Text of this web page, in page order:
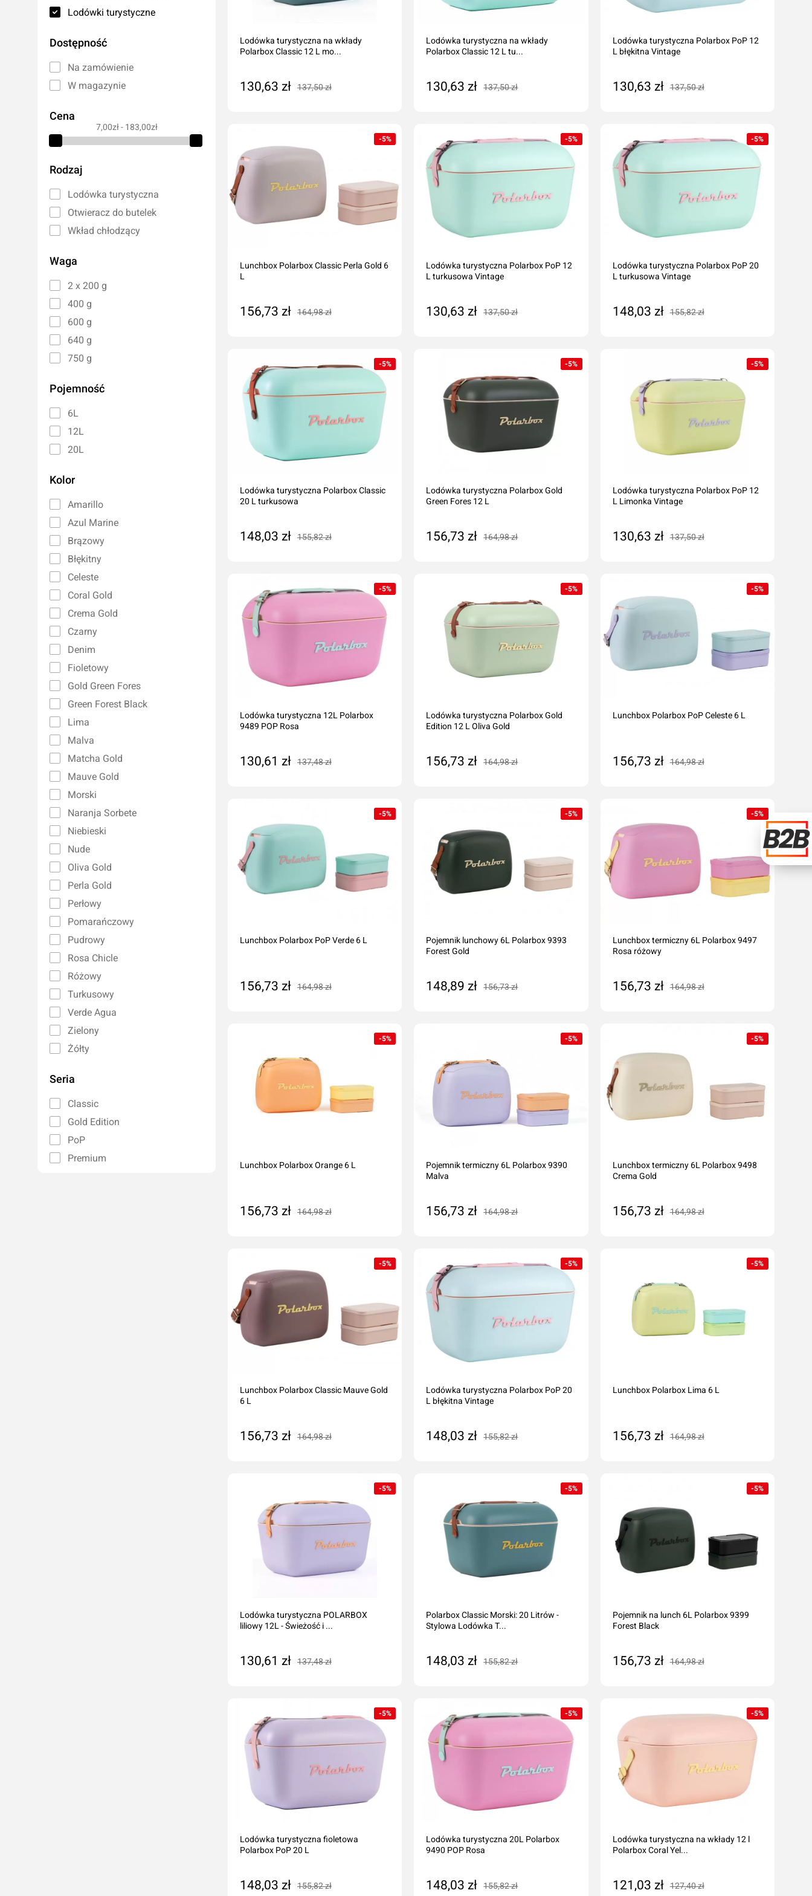
Lampy warsztatowe
Pozostałe
Akcesoria do elektronarzędzi
Ochrona oczu i twarzy
Higiena i czystość
Taśmy ostrzegawcze
Oleje do maszyn rolniczych
Płyny chłodnicze
Ścierki, gąbki, akcesoria
Preparaty do ciężkich zabrudzeń
Zapachy samochdowe
Do domu i biura
Narzędzia ogrodowe
Nawadnianie
Pozostałe
Odrdzewiacze
Środki penetrująco smarujące
Kleje anaerobowe
Lodówki turystyczne
Dostępność
Na zamówienie
W magazynie
Cena
7,00zł - 183,00zł
Rodzaj
Lodówka turystyczna
Otwieracz do butelek
Wkład chłodzący
Waga
2 x 200 g
400 g
600 g
640 g
750 g
Pojemność
6L
12L
20L
Kolor
Amarillo
Azul Marine
Brązowy
Błękitny
Celeste
Coral Gold
Crema Gold
Czarny
Denim
Fioletowy
Gold Green Fores
Green Forest Black
Lima
Malva
Matcha Gold
Mauve Gold
Morski
Naranja Sorbete
Niebieski
Nude
Oliva Gold
Perla Gold
Perłowy
Pomarańczowy
Pudrowy
Rosa Chicle
Różowy
Turkusowy
Verde Agua
Zielony
Żółty
Seria
Classic
Gold Edition
PoP
Premium
Lodówka turystyczna na wkłady
Polarbox Classic 12 L mo...
130,63 zł 137,50 zł
Lodówka turystyczna na wkłady
Polarbox Classic 12 L tu...
130,63 zł 137,50 zł
Lodówka turystyczna Polarbox PoP 12
L błękitna Vintage
130,63 zł 137,50 zł
-5%
Lunchbox Polarbox Classic Perla Gold 6
L
156,73 zł 164,98 zł
-5%
Lodówka turystyczna Polarbox PoP 12
L turkusowa Vintage
130,63 zł 137,50 zł
-5%
Lodówka turystyczna Polarbox PoP 20
L turkusowa Vintage
148,03 zł 155,82 zł
-5%
Lodówka turystyczna Polarbox Classic
20 L turkusowa
148,03 zł 155,82 zł
-5%
Lodówka turystyczna Polarbox Gold
Green Fores 12 L
156,73 zł 164,98 zł
-5%
Lodówka turystyczna Polarbox PoP 12
L Limonka Vintage
130,63 zł 137,50 zł
-5%
Lodówka turystyczna 12L Polarbox
9489 POP Rosa
130,61 zł 137,48 zł
-5%
Lodówka turystyczna Polarbox Gold
Edition 12 L Oliva Gold
156,73 zł 164,98 zł
-5%
Lunchbox Polarbox PoP Celeste 6 L
156,73 zł 164,98 zł
-5%
Lunchbox Polarbox PoP Verde 6 L
156,73 zł 164,98 zł
-5%
Pojemnik lunchowy 6L Polarbox 9393
Forest Gold
148,89 zł 156,73 zł
-5%
Lunchbox termiczny 6L Polarbox 9497
Rosa różowy
156,73 zł 164,98 zł
-5%
Lunchbox Polarbox Orange 6 L
156,73 zł 164,98 zł
-5%
Pojemnik termiczny 6L Polarbox 9390
Malva
156,73 zł 164,98 zł
-5%
Lunchbox termiczny 6L Polarbox 9498
Crema Gold
156,73 zł 164,98 zł
-5%
Lunchbox Polarbox Classic Mauve Gold
6 L
156,73 zł 164,98 zł
-5%
Lodówka turystyczna Polarbox PoP 20
L błękitna Vintage
148,03 zł 155,82 zł
-5%
Lunchbox Polarbox Lima 6 L
156,73 zł 164,98 zł
-5%
Lodówka turystyczna POLARBOX
liliowy 12L - Świeżość i ...
130,61 zł 137,48 zł
-5%
Polarbox Classic Morski: 20 Litrów -
Stylowa Lodówka T...
148,03 zł 155,82 zł
-5%
Pojemnik na lunch 6L Polarbox 9399
Forest Black
156,73 zł 164,98 zł
-5%
Lodówka turystyczna fioletowa
Polarbox PoP 20 L
148,03 zł 155,82 zł
-5%
Lodówka turystyczna 20L Polarbox
9490 POP Rosa
148,03 zł 155,82 zł
-5%
Lodówka turystyczna na wkłady 12 l
Polarbox Coral Yel...
121,03 zł 127,40 zł